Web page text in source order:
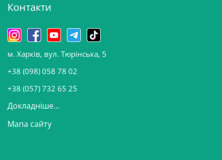
в
н
о
в
и
Контакти
м. Харків, вул. Тюрінська, 5
+38 (098) 058 78 02
+38 (057) 732 65 25
Докладніше...
Мапа сайту